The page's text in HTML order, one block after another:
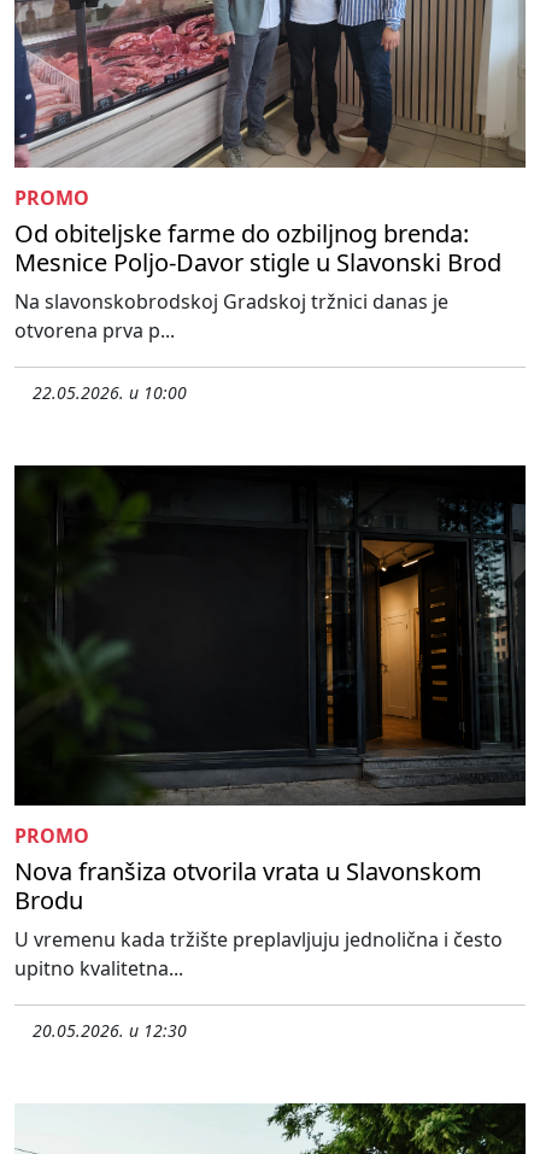
PROMO
Od obiteljske farme do ozbiljnog brenda:
Mesnice Poljo-Davor stigle u Slavonski Brod
Na slavonskobrodskoj Gradskoj tržnici danas je
otvorena prva p...
22.05.2026. u 10:00
PROMO
Nova franšiza otvorila vrata u Slavonskom
Brodu
U vremenu kada tržište preplavljuju jednolična i često
upitno kvalitetna...
20.05.2026. u 12:30